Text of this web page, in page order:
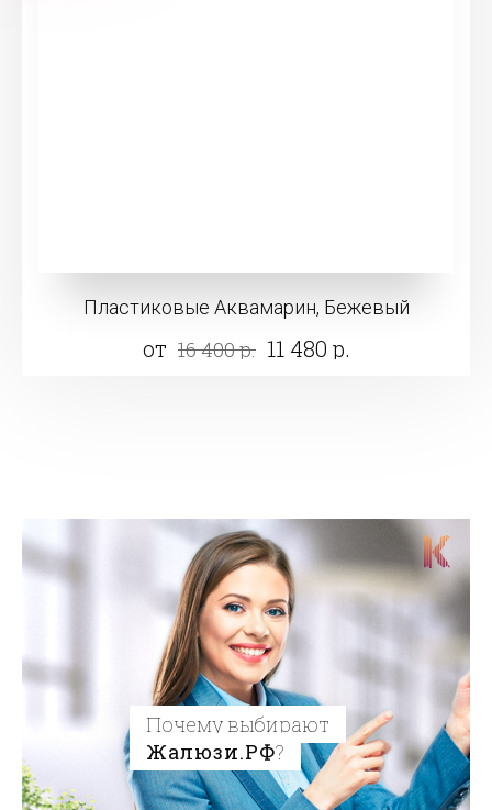
Пластиковые Аквамарин, Бежевый
от 16 400 р. 11 480 р.
Почему выбирают
Жалюзи.РФ?